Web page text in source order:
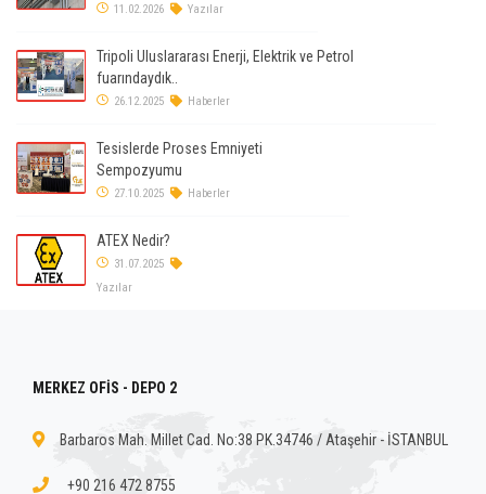
11.02.2026 Yazılar
Tripoli Uluslararası Enerji, Elektrik ve Petrol
fuarındaydık..
26.12.2025 Haberler
Tesislerde Proses Emniyeti
Sempozyumu
27.10.2025 Haberler
ATEX Nedir?
31.07.2025
Yazılar
MERKEZ OFİS - DEPO 2
Barbaros Mah. Millet Cad. No:38 PK.34746 / Ataşehir - İSTANBUL
+90 216 472 8755